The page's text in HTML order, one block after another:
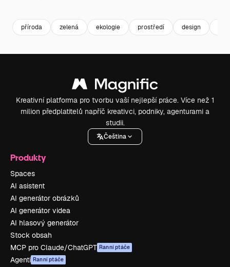
příroda zelená ekologie prostředí design
Kreativní platforma pro tvorbu vaší nejlepší práce. Více než 1
milion předplatitelů napříč kreativci, podniky, agenturami a
studii.
Čeština
Produkty
Spaces
AI asistent
AI generátor obrázků
AI generátor videa
AI hlasový generátor
Stock obsah
MCP pro Claude/ChatGPT Ranní ptáče
Agenti Ranní ptáče